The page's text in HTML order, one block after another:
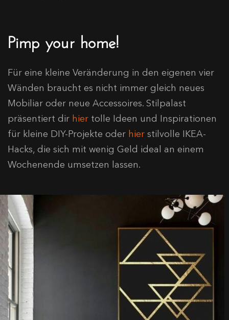
Pimp your home!
Für eine kleine Veränderung in den eigenen vier
Wänden braucht es nicht immer gleich neues
Mobiliar oder neue Accessoires. Stilpalast
präsentiert dir hier tolle Ideen und Inspirationen
für kleine DIY-Projekte oder hier stilvolle IKEA-
Hacks, die sich mit wenig Geld ideal an einem
Wochenende umsetzen lassen.